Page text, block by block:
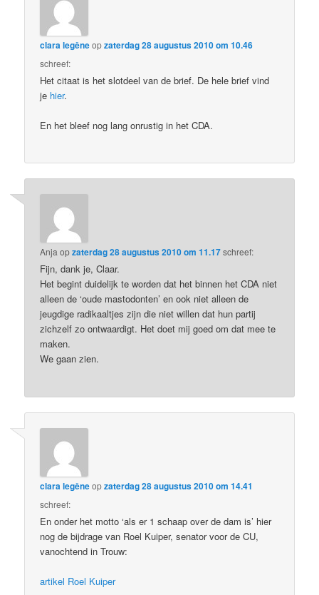
clara legêneopzaterdag 28 augustus 2010 om 10.46
schreef:
Het citaat is het slotdeel van de brief. De hele brief vind
je hier.
En het bleef nog lang onrustig in het CDA.
Anja opzaterdag 28 augustus 2010 om 11.17schreef:
Fijn, dank je, Claar.
Het begint duidelijk te worden dat het binnen het CDA niet
alleen de ‘oude mastodonten’ en ook niet alleen de
jeugdige radikaaltjes zijn die niet willen dat hun partij
zichzelf zo ontwaardigt. Het doet mij goed om dat mee te
maken.
We gaan zien.
clara legêneopzaterdag 28 augustus 2010 om 14.41
schreef:
En onder het motto ‘als er 1 schaap over de dam is’ hier
nog de bijdrage van Roel Kuiper, senator voor de CU,
vanochtend in Trouw:
artikel Roel Kuiper